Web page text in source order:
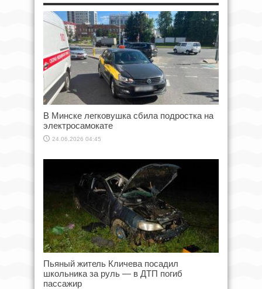
В Минске легковушка сбила подростка на
электросамокате
24.06.2026 04:45
Пьяный житель Кличева посадил
школьника за руль — в ДТП погиб
пассажир